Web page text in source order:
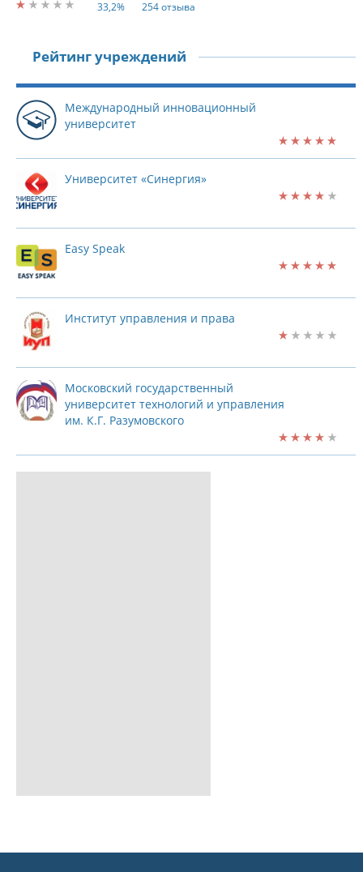
33,2%
254 отзыва
Рейтинг учреждений
Международный инновационный
университет
Университет «Синергия»
Easy Speak
Институт управления и права
Московский государственный
университет технологий и управления
им. К.Г. Разумовского